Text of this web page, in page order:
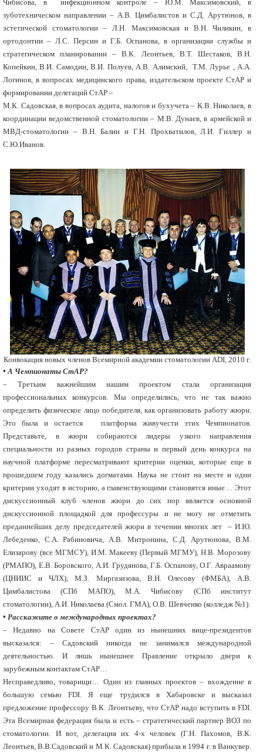
Чибисова, в инфекционном контроле – Ю.М. Максимовский, в
зуботехническом направлении – А.В. Цимбалистов и С.Д. Арутюнов, в
эстетической стоматологии – Л.Н. Максимовская и В.Н. Чиликин, в
ортодонтии – Л.С. Персин и Г.Б. Оспанова, в организации службы и
стратегическом планировании – В.К. Леонтьев, В.Т. Шестаков, В.Н.
Копейкин, В.И. Самодин, В.И. Полуев, А.В. Алимский, Т.М. Лурье , А.А.
Логинов, в вопросах медицинского права, издательском проекте СтАР и
формировании делегаций СтАР –
М.К. Садовская, в вопросах аудита, налогов и бухучета – К.В. Николаев, в
координации ведомственной стоматологии – М.В. Дунаев, в армейской и
МВД-стоматологии – В.Н. Балин и Г.Н. Прохватилов, Л.И. Гиллер и
С.Ю.Иванов.
Конвокация новых членов Всемирной академии стоматологии ADI, 2010 г.
• А Чемпионаты СтАР?
– Третьим важнейшим нашим проектом стала организация
профессиональных конкурсов. Мы определились, что не так важно
определить физическое лицо победителя, как организовать работу жюри.
Это была и остается платформа живучести этих Чемпионатов.
Представьте, в жюри собираются лидеры узкого направления
специальности из разных городов страны и первый день конкурса на
научной платформе пересматривают критерии оценки, которые еще в
прошедшем году казались догматами. Наука не стоит на месте и одни
критерии уходят в историю, а главенствующими становятся иные… Этот
дискуссионный клуб членов жюри до сих пор является основной
дискуссионной площадкой для профессуры и не могу не отметить
преданнейших делу председателей жюри в течении многих лет – И.Ю.
Лебеденко, С.А. Рабиновича, А.В. Митронина, С.Д. Арутюнова, В.М.
Елизарову (все МГМСУ), И.М. Макееву (Первый МГМУ), Н.В. Морозову
(РМАПО), Е.В. Боровского, А.И. Грудянова, Г.Б. Оспанову, О.Г. Авраамову
(ЦНИИС и ЧЛХ), М.З. Миргазизова, В.Н. Олесову (ФМБА), А.В.
Цимбалистова (СПб МАПО), М.А. Чибисову (СПб институт
стоматологии), А.И. Николаева (Смол. ГМА), О.В. Шевченко (колледж №1).
• Расскажите о международных проектах?
– Недавно на Совете СтАР один из нынешних вице-президентов
высказался: – Садовский никогда не занимался международной
деятельностью. И лишь нынешнее Правление открыло двери к
зарубежным контактам СтАР…
Несправедливо, товарищи… Один из главных проектов – вхождение в
большую семью FDI. Я еще трудился в Хабаровске и высказал
предложение профессору В.К. Леонтьеву, что СтАР надо вступить в FDI.
Эта Всемирная федерация была и есть – стратегический партнер ВОЗ по
стоматологии. И вот, делегация их 4-х человек (Г.Н. Пахомов, В.К.
Леонтьев, В.В.Садовский и М.К. Садовская) прибыла в 1994 г. в Ванкувер.